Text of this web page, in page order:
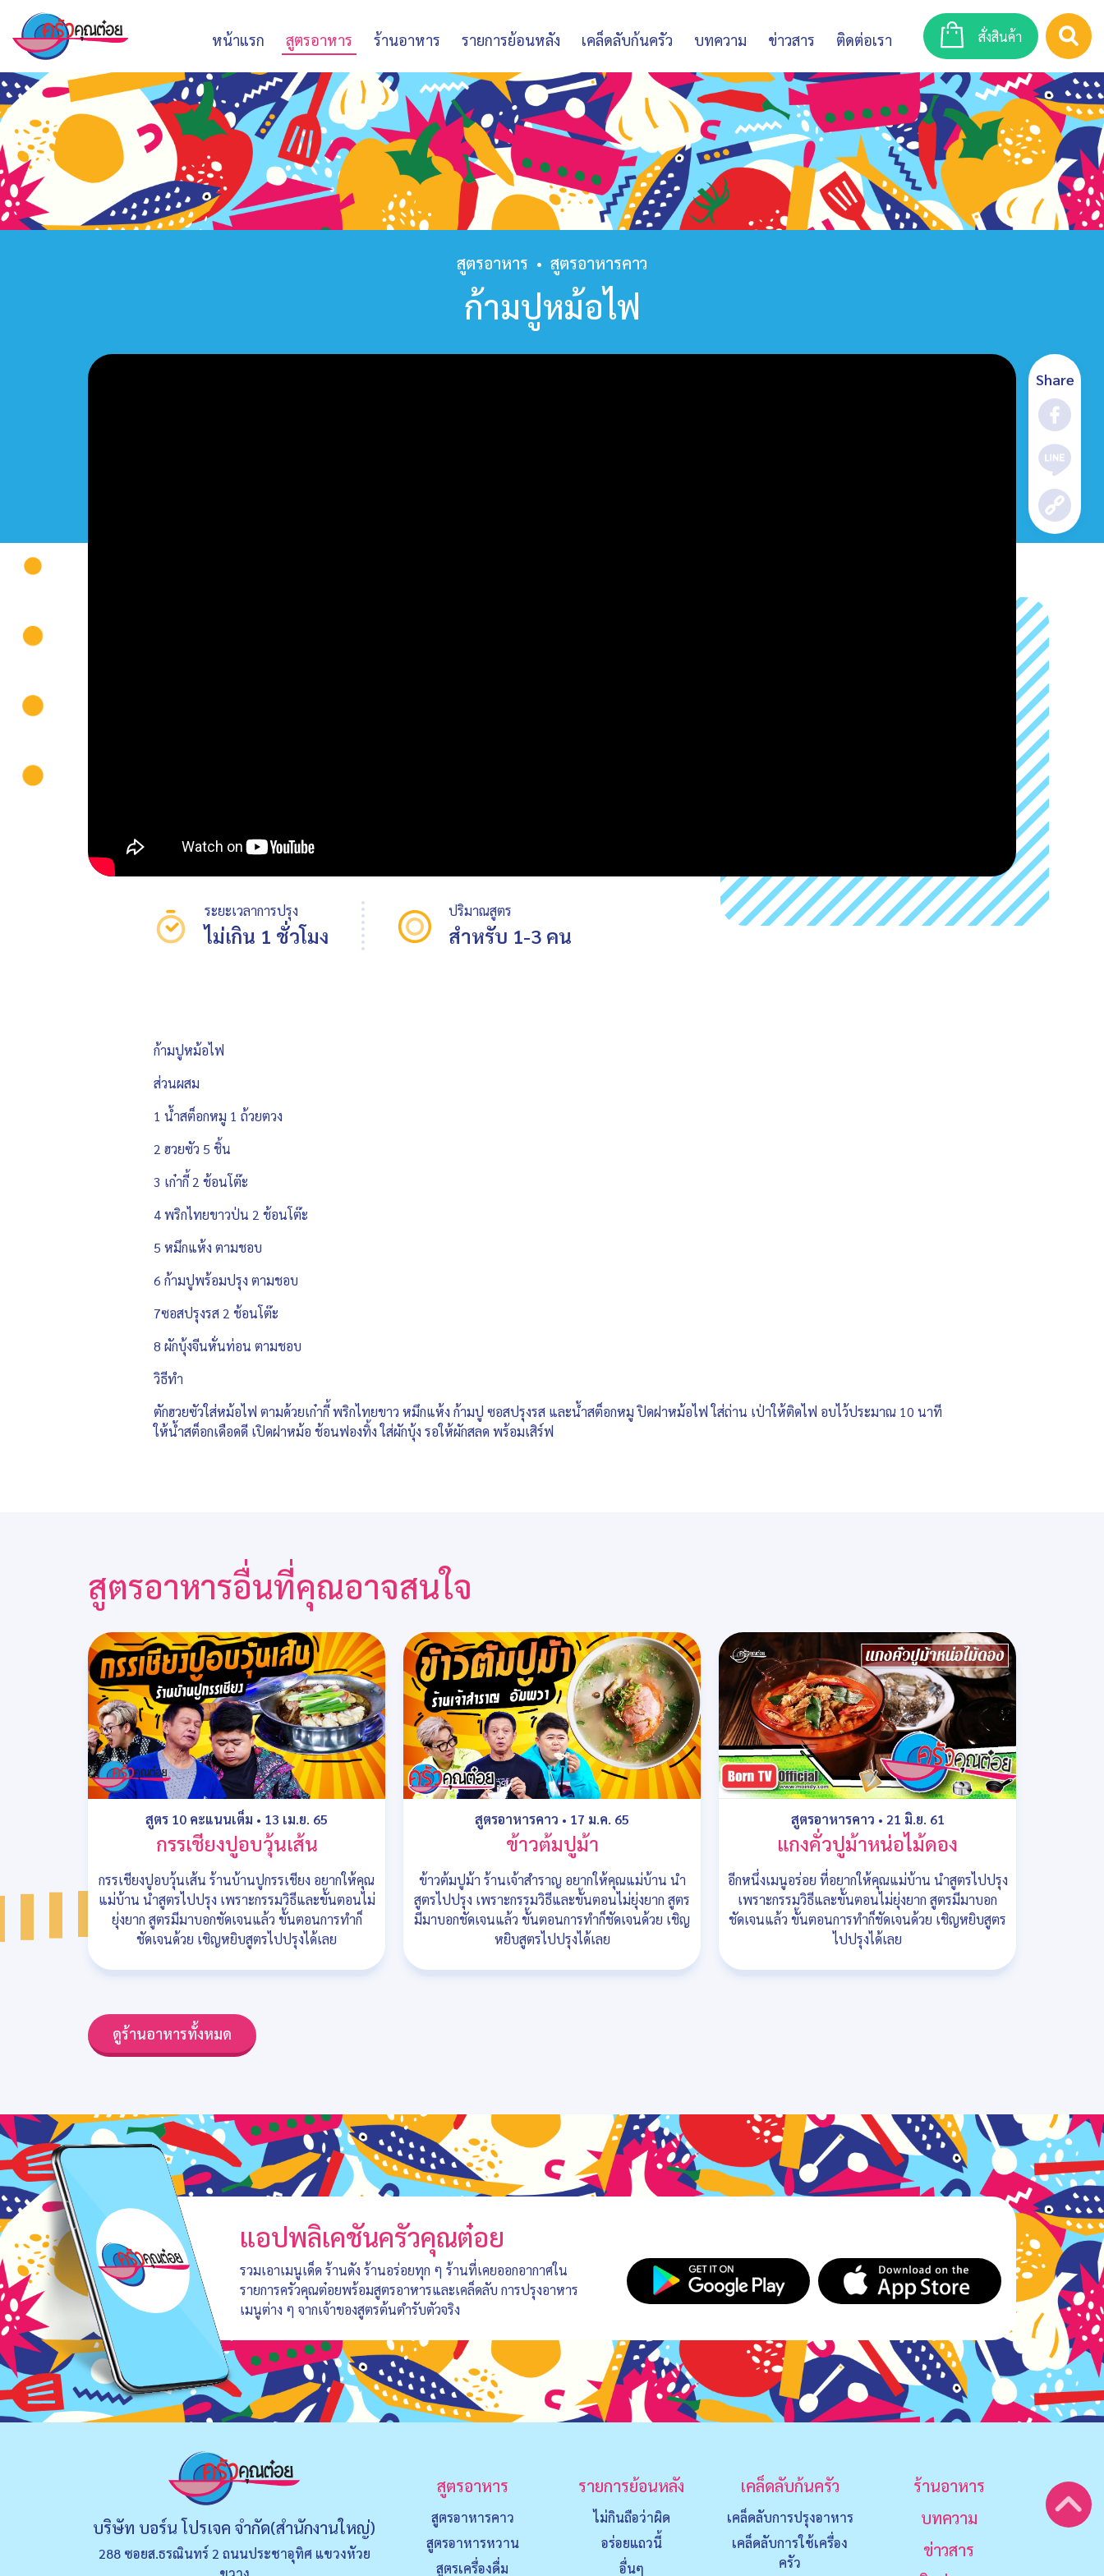
หน้าแรก สูตรอาหาร ร้านอาหาร รายการย้อนหลัง เคล็ดลับก้นครัว บทความ ข่าวสาร ติดต่อเรา สั่งสินค้า
สูตรอาหาร • สูตรอาหารคาว
ก้ามปูหม้อไฟ
Share
ระยะเวลาการปรุง
ไม่เกิน 1 ชั่วโมง
ปริมาณสูตร
สำหรับ 1-3 คน
ก้ามปูหม้อไฟ
ส่วนผสม
1 น้ำสต็อกหมู 1 ถ้วยตวง
2 ฮวยซัว 5 ชิ้น
3 เก๋ากี้ 2 ช้อนโต๊ะ
4 พริกไทยขาวป่น 2 ช้อนโต๊ะ
5 หมึกแห้ง ตามชอบ
6 ก้ามปูพร้อมปรุง ตามชอบ
7ซอสปรุงรส 2 ช้อนโต๊ะ
8 ผักบุ้งจีนหั่นท่อน ตามชอบ
วิธีทำ
ตักฮวยซัวใส่หม้อไฟ ตามด้วยเก๋ากี้ พริกไทยขาว หมึกแห้ง ก้ามปู ซอสปรุงรส และน้ำสต็อกหมู ปิดฝาหม้อไฟ ใส่ถ่าน เป่าให้ติดไฟ อบไว้ประมาณ 10 นาที
ให้น้ำสต็อกเดือดดี เปิดฝาหม้อ ช้อนฟองทิ้ง ใส่ผักบุ้ง รอให้ผักสลด พร้อมเสิร์ฟ
สูตรอาหารอื่นที่คุณอาจสนใจ
สูตร 10 คะแนนเต็ม • 13 เม.ย. 65
กรรเชียงปูอบวุ้นเส้น
กรรเชียงปูอบวุ้นเส้น ร้านบ้านปูกรรเชียง อยากให้คุณ
แม่บ้าน นำสูตรไปปรุง เพราะกรรมวิธีและขั้นตอนไม่
ยุ่งยาก สูตรมีมาบอกชัดเจนแล้ว ขั้นตอนการทำก็
ชัดเจนด้วย เชิญหยิบสูตรไปปรุงได้เลย
สูตรอาหารคาว • 17 ม.ค. 65
ข้าวต้มปูม้า
ข้าวต้มปูม้า ร้านเจ้าสำราญ อยากให้คุณแม่บ้าน นำ
สูตรไปปรุง เพราะกรรมวิธีและขั้นตอนไม่ยุ่งยาก สูตร
มีมาบอกชัดเจนแล้ว ขั้นตอนการทำก็ชัดเจนด้วย เชิญ
หยิบสูตรไปปรุงได้เลย
สูตรอาหารคาว • 21 มิ.ย. 61
แกงคั่วปูม้าหน่อไม้ดอง
อีกหนึ่งเมนูอร่อย ที่อยากให้คุณแม่บ้าน นำสูตรไปปรุง
เพราะกรรมวิธีและขั้นตอนไม่ยุ่งยาก สูตรมีมาบอก
ชัดเจนแล้ว ขั้นตอนการทำก็ชัดเจนด้วย เชิญหยิบสูตร
ไปปรุงได้เลย
ดูร้านอาหารทั้งหมด
แอปพลิเคชันครัวคุณต๋อย
รวมเอาเมนูเด็ด ร้านดัง ร้านอร่อยทุก ๆ ร้านที่เคยออกอากาศใน
รายการครัวคุณต๋อยพร้อมสูตรอาหารและเคล็ดลับ การปรุงอาหาร
เมนูต่าง ๆ จากเจ้าของสูตรต้นตำรับตัวจริง
บริษัท บอร์น โปรเจค จำกัด(สำนักงานใหญ่)
288 ซอยส.ธรณินทร์ 2 ถนนประชาอุทิศ แขวงหัวย
สูตรอาหาร
สูตรอาหารคาว
สูตรอาหารหวาน
สูตรเครื่องดื่ม
รายการย้อนหลัง
ไม่กินถือว่าผิด
อร่อยแถวนี้
อื่นๆ
เคล็ดลับก้นครัว
เคล็ดลับการปรุงอาหาร
เคล็ดลับการใช้เครื่อง
ครัว
ร้านอาหาร
บทความ
ข่าวสาร